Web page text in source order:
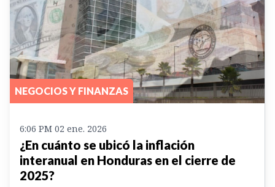
NEGOCIOS Y FINANZAS
6:06 PM 02 ene. 2026
¿En cuánto se ubicó la inflación
interanual en Honduras en el cierre de
2025?